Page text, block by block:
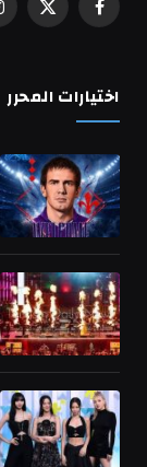
فيسبوكX
اختيارات المحرر